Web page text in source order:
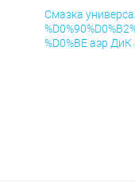
Смазка
%D0%BE аэр